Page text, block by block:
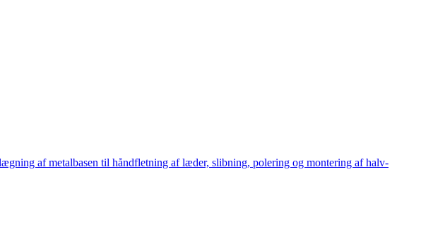
af metalbasen til håndfletning af læder, slibning, polering og montering af halv-